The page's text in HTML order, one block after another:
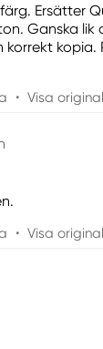
Ersätter
Ganska lik
kopia.
• Visa original
• Visa original